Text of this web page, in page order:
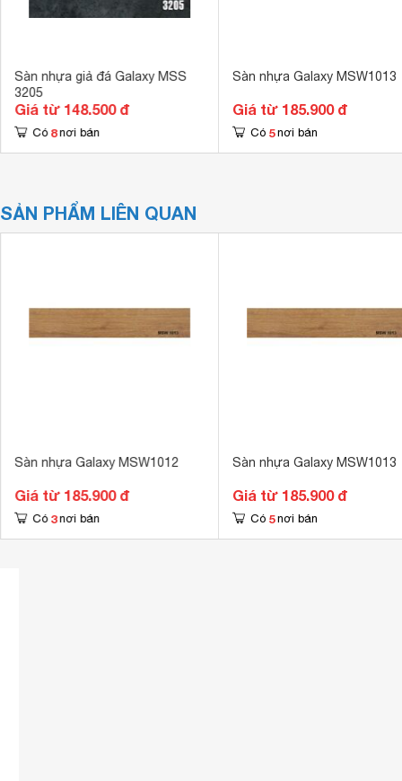
Sàn nhựa giả đá Galaxy MSS
3205
Giá từ 148.500 đ
Có 8 nơi bán
Sàn nhựa Galaxy MSW1013
Giá từ 185.900 đ
Có 5 nơi bán
SẢN PHẨM LIÊN QUAN
Sàn nhựa Galaxy MSW1012
Giá từ 185.900 đ
Có 3 nơi bán
Sàn nhựa Galaxy MSW1013
Giá từ 185.900 đ
Có 5 nơi bán